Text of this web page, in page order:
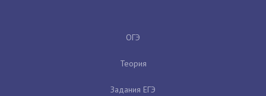
ОГЭ
Теория
Задания ЕГЭ